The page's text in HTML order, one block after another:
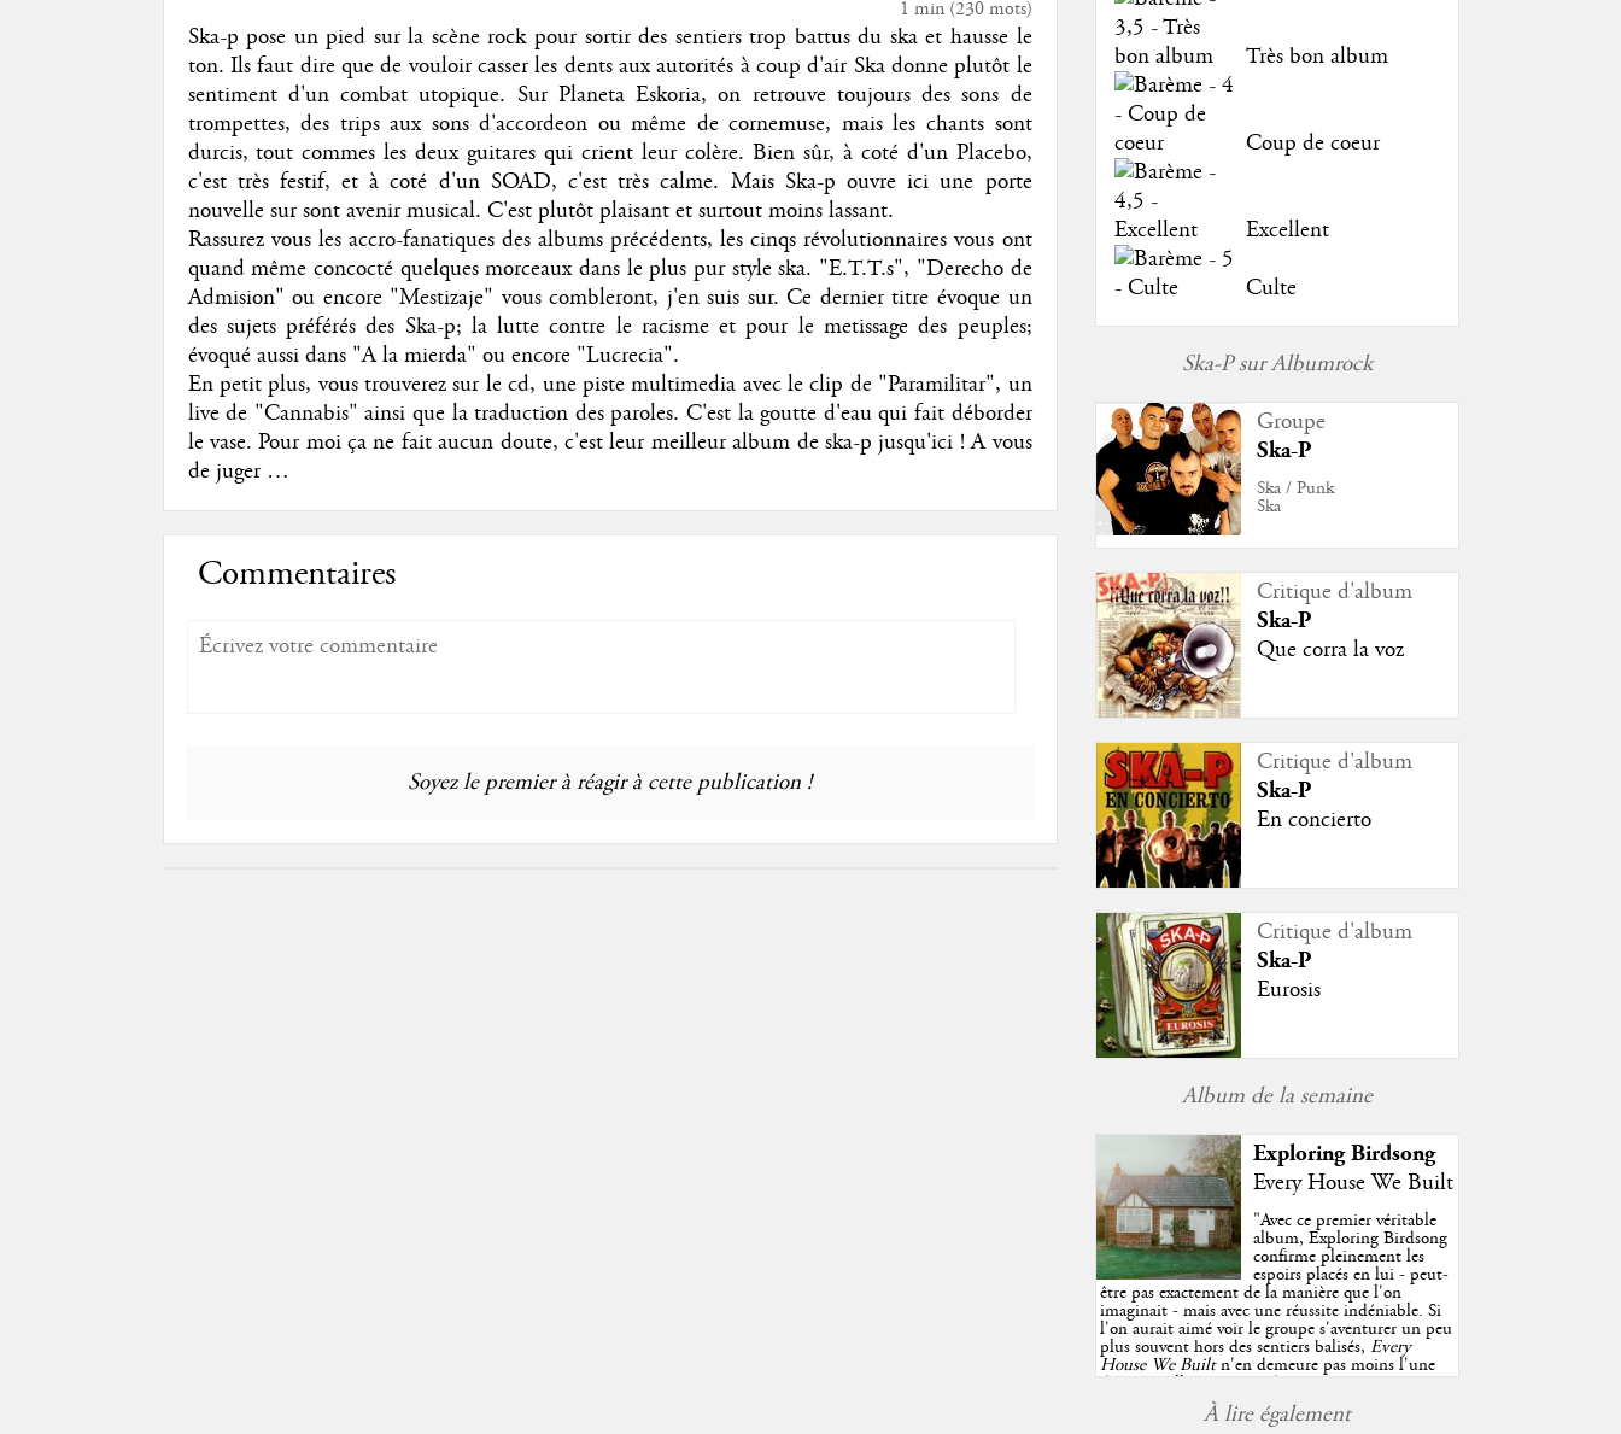
1 min(230mots)
Ska-p pose un pied sur la scène rock pour sortir des sentiers trop battus du ska et hausse le
ton. Ils faut dire que de vouloir casser les dents aux autorités à coup d'air Ska donne plutôt le
sentiment d'un combat utopique. Sur Planeta Eskoria, on retrouve toujours des sons de
trompettes, des trips aux sons d'accordeon ou même de cornemuse, mais les chants sont
durcis, tout commes les deux guitares qui crient leur colère. Bien sûr, à coté d'un Placebo,
c'est très festif, et à coté d'un SOAD, c'est très calme. Mais Ska-p ouvre ici une porte
nouvelle sur sont avenir musical. C'est plutôt plaisant et surtout moins lassant.
Rassurez vous les accro-fanatiques des albums précédents, les cinqs révolutionnaires vous ont
quand même concocté quelques morceaux dans le plus pur style ska. "E.T.T.s", "Derecho de
Admision" ou encore "Mestizaje" vous combleront, j'en suis sur. Ce dernier titre évoque un
des sujets préférés des Ska-p; la lutte contre le racisme et pour le metissage des peuples;
évoqué aussi dans "A la mierda" ou encore "Lucrecia".
En petit plus, vous trouverez sur le cd, une piste multimedia avec le clip de "Paramilitar", un
live de "Cannabis" ainsi que la traduction des paroles. C'est la goutte d'eau qui fait déborder
le vase. Pour moi ça ne fait aucun doute, c'est leur meilleur album de ska-p jusqu'ici ! A vous
de juger …
Commentaires
Soyez le premier à réagir à cette publication !
Très bon album
Coup de coeur
Excellent
Culte
Ska-P sur Albumrock
Groupe
Ska-P
Ska / Punk
Ska
Critique d'album
Ska-P
Que corra la voz
Critique d'album
Ska-P
En concierto
Critique d'album
Ska-P
Eurosis
Album de la semaine
Exploring Birdsong
Every House We Built
"Avec ce premier véritable
album, Exploring Birdsong
confirme pleinement les
espoirs placés en lui - peut-
être pas exactement de la manière que l'on
imaginait - mais avec une réussite indéniable. Si
l'on aurait aimé voir le groupe s'aventurer un peu
plus souvent hors des sentiers balisés,Every
House We Builtn'en demeure pas moins l'une
des très belles surprises de cette année, porté par
plusieurs morceaux qui trouveront sans difficulté
une place de choix dans vos playlists estivales.
À lire également